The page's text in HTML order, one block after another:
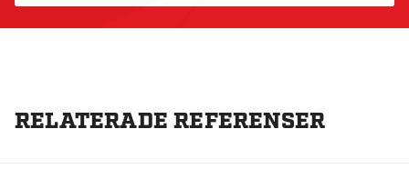
RELATERADE REFERENSER